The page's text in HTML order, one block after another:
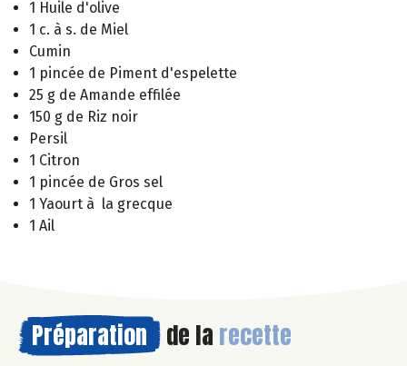
1 Huile d'olive
1 c. à s. de Miel
Cumin
1 pincée de Piment d'espelette
25 g de Amande effilée
150 g de Riz noir
Persil
1 Citron
1 pincée de Gros sel
1 Yaourt à la grecque
1 Ail
Préparation de la recette